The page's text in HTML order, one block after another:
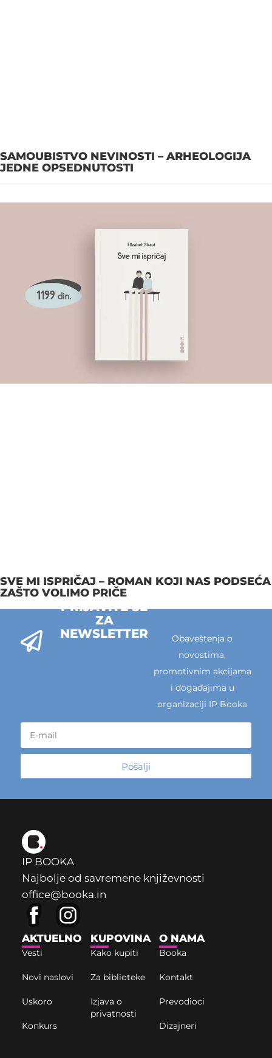
SAMOUBISTVO NEVINOSTI – ARHEOLOGIJA
JEDNE OPSEDNUTOSTI
SVE MI ISPRIČAJ – ROMAN KOJI NAS PODSEĆA
ZAŠTO VOLIMO PRIČE
PRIJAVITE SE
ZA
NEWSLETTER
Obaveštenja o
novostima,
promotivnim akcijama
i događajima u
organizaciji IP Booka
Pošalji
IP BOOKA
Najbolje od savremene književnosti
office@booka.in
AKTUELNO
Vesti
Novi naslovi
Uskoro
Konkurs
KUPOVINA
Kako kupiti
Za biblioteke
Izjava o
privatnosti
O NAMA
Booka
Kontakt
Prevodioci
Dizajneri